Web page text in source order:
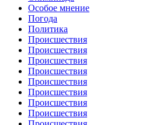
Особое мнение
Погода
Политика
Происшествия
Происшествия
Происшествия
Происшествия
Происшествия
Происшествия
Происшествия
Происшествия